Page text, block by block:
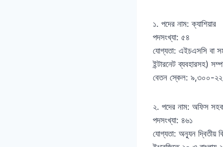
১. পদের নাম: ক্যাশিয়ার
পদসংখ্যা: ৫৪
যোগ্যতা: এইচএসসি বা
ইন্টারনেট ব্যবহারসহ)
বেতন স্কেল: ৯,৩০০-
২. পদের নাম: অফিস
পদসংখ্যা: ৪৬১
যোগ্যতা: অন্যূন দ্বিতীয়